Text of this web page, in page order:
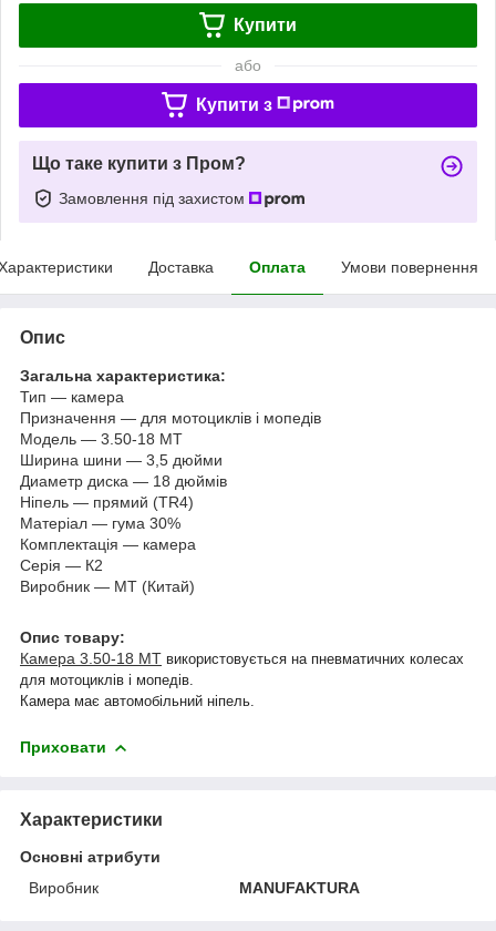
Купити
або
Купити з
Що таке купити з Пром?
Замовлення під захистом
Доставка Оплата Умови повернення
Опис
Загальна характеристика:
Тип — камера
Призначення — для мотоциклів і мопедів
Модель — 3.50-18 МТ
Ширина шини — 3,5 дюйми
Диаметр диска — 18 дюймів
Ніпель — прямий (TR4)
Матеріал — гума 30%
Комплектація — камера
Серія — К2
Виробник — МТ (Китай)
Опис товару:
Камера 3.50-18 МТ використовується на пневматичних колесах
для мотоциклів і мопедів.
Камера має автомобільний ніпель.
Приховати
Характеристики
Основні атрибути
Виробник
MANUFAKTURA